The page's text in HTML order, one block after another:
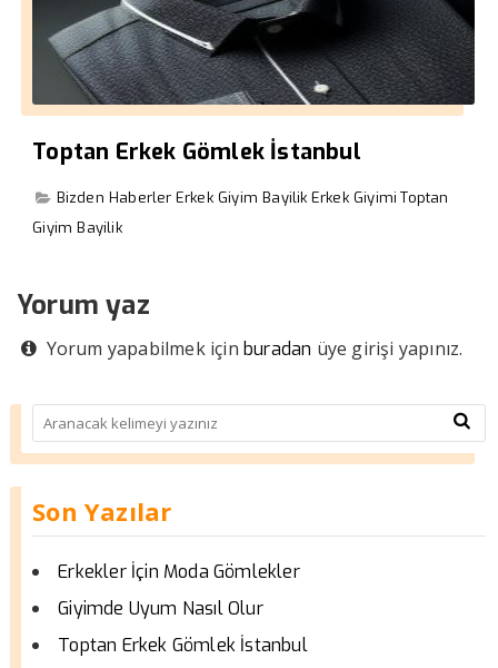
Toptan Erkek Gömlek İstanbul
Bizden Haberler Erkek Giyim Bayilik Erkek Giyimi Toptan
Giyim Bayilik
Yorum yaz
Yorum yapabilmek için buradan üye girişi yapınız.
Son Yazılar
Erkekler İçin Moda Gömlekler
Giyimde Uyum Nasıl Olur
Toptan Erkek Gömlek İstanbul